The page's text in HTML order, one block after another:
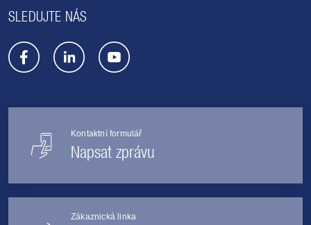
SLEDUJTE NÁS
Kontaktní formulář
Napsat zprávu
Zákaznická linka